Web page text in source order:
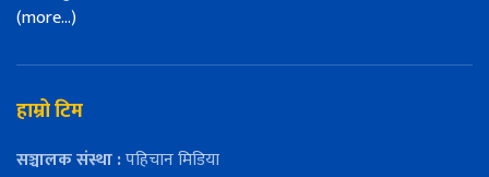
(more…)
हाम्रो टिम
सञ्चालक संस्था :पहिचान मिडिया